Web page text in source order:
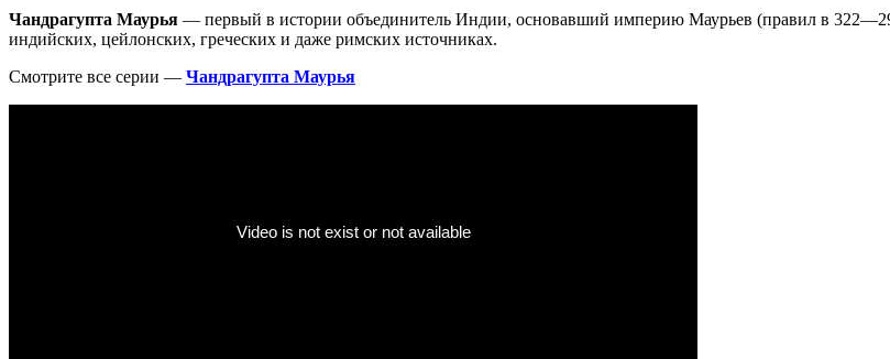
Чандрагупта Маурья — первый в истории объединитель Индии, основавший империю Маурьев (правил в
индийских, цейлонских, греческих и даже римских источниках.
Смотрите все серии — Чандрагупта Маурья